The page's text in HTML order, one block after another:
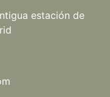
estación de